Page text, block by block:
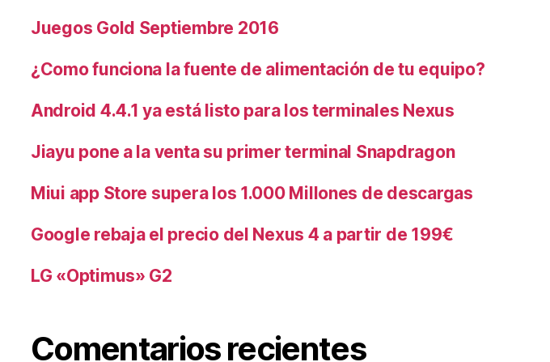
Juegos Gold Septiembre 2016
¿Como funciona la fuente de alimentación de tu equipo?
Android 4.4.1 ya está listo para los terminales Nexus
Jiayu pone a la venta su primer terminal Snapdragon
Miui app Store supera los 1.000 Millones de descargas
Google rebaja el precio del Nexus 4 a partir de 199€
LG «Optimus» G2
Comentarios recientes